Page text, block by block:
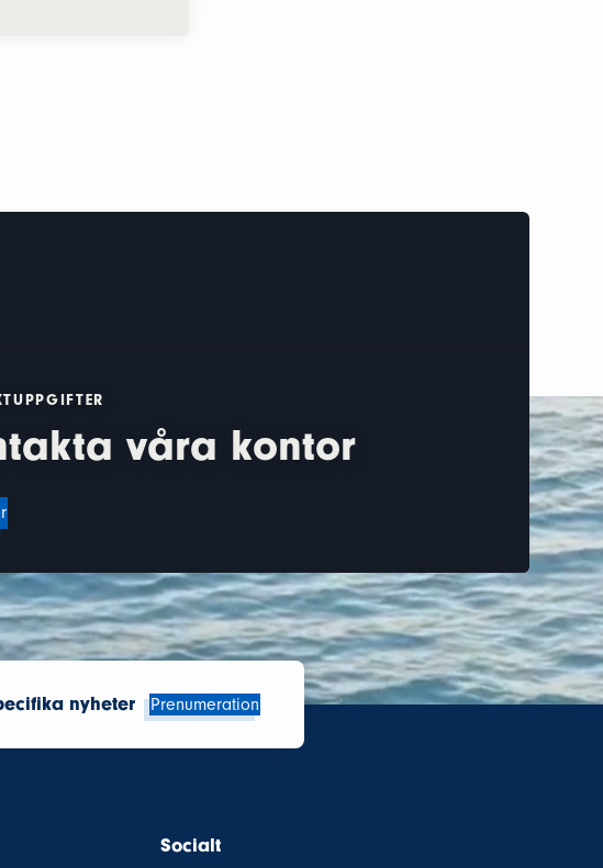
våra kontor
nyheter Prenumeration
Socialt